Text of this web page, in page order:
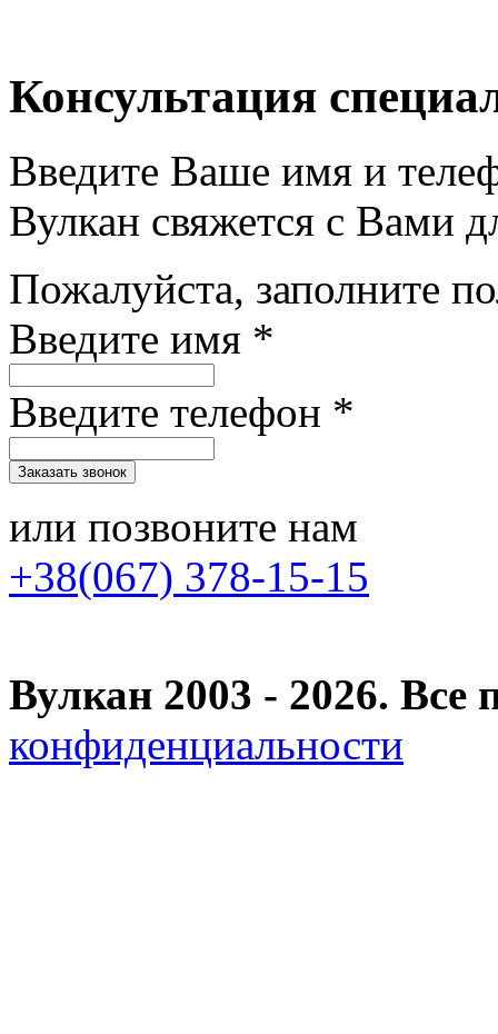
Консультация
Введите Ваше имя и
Вулкан свяжется с Вами
Пожалуйста, заполните
Введите имя *
Введите телефон *
или позвоните нам
+38(067) 378-15-15
Вулкан 2003 - 2026.
конфиденциальности